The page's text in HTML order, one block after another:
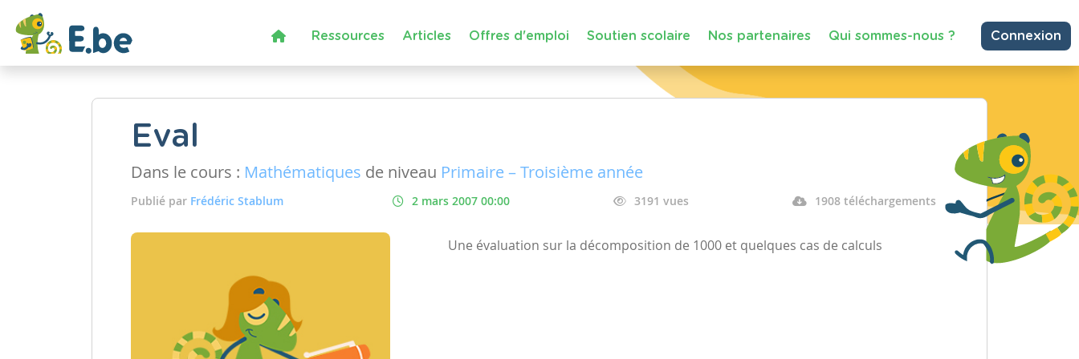
Ressources Articles Offres d'emploi Soutien scolaire Nos partenaires Qui sommes-nous ? Connexion
Eval
Dans le cours : Mathématiques de niveau Primaire – Troisième année
Publié par Frédéric Stablum 2 mars 2007 00:00 3191 vues 1908 téléchargements
Une évaluation sur la décomposition de 1000 et quelques cas de calculs